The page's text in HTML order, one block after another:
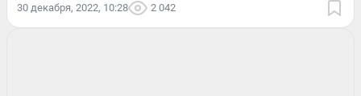
30 декабря, 2022, 10:28 2 042